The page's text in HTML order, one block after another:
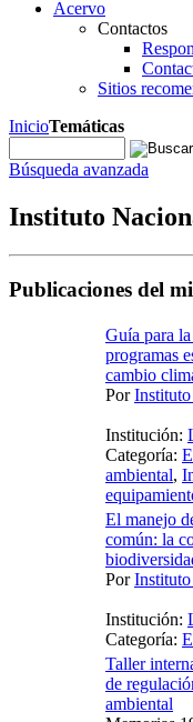
Acervo
Contactos
Sitios
InicioTemáticas
Búsqueda avanzada
Instituto
Publicaciones del
Guía para
programas
cambio
Por
Institución:
Categoría:
ambiental,
El manejo
común: la
Por
Institución:
Categoría:
Taller
de
ambiental